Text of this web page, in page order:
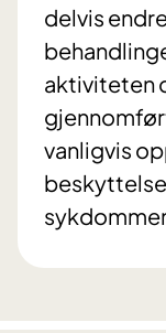
delvis
aktiviteten
vanligvis